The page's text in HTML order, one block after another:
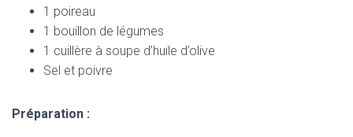
1 poireau
1 bouillon de légumes
1 cuillère à soupe d’huile d’olive
Sel et poivre
Préparation :